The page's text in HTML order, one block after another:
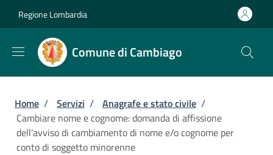
Regione Lombardia
Comune di Cambiago
Briciole di pane
Home / Servizi / Anagrafe e stato civile /
Cambiare nome e cognome: domanda di affissione
dell’avviso di cambiamento di nome e/o cognome per
conto di soggetto minorenne